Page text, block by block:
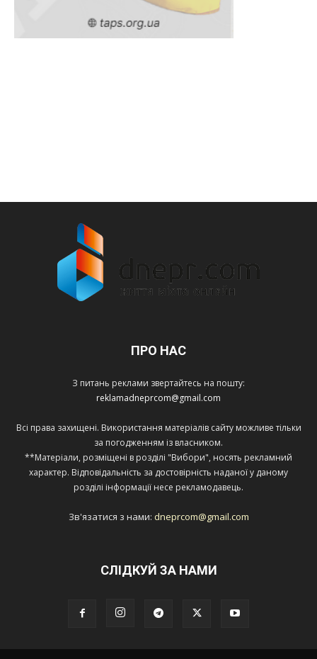
ПРО НАС
З питань реклами звертайтесь на пошту:
reklamadneprcom@gmail.com
Всі права захищені. Використання матеріалів сайту можливе тільки
за погодженням із власником.
**Матеріали, розміщені в розділі "Вибори", носять рекламний
характер. Відповідальність за достовірність наданої у даному
розділі інформації несе рекламодавець.
Зв'язатися з нами: dneprcom@gmail.com
СЛІДКУЙ ЗА НАМИ